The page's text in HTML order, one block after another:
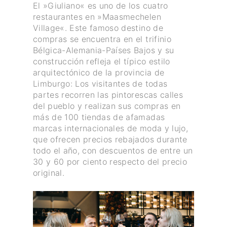
El »Giuliano« es uno de los cuatro
restaurantes en »Maasmechelen
Village«. Este famoso destino de
compras se encuentra en el trifinio
Bélgica-Alemania-Países Bajos y su
construcción refleja el típico estilo
arquitectónico de la provincia de
Limburgo: Los visitantes de todas
partes recorren las pintorescas calles
del pueblo y realizan sus compras en
más de 100 tiendas de afamadas
marcas internacionales de moda y lujo,
que ofrecen precios rebajados durante
todo el año, con descuentos de entre un
30 y 60 por ciento respecto del precio
original.